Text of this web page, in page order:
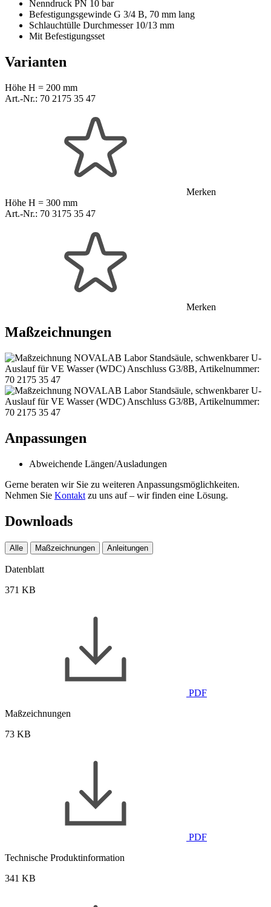
Nenndruck PN 10 bar
Befestigungsgewinde G 3/4 B, 70 mm lang
Schlauchtülle Durchmesser 10/13 mm
Mit Befestigungsset
Varianten
Höhe H = 200 mm
Art.-Nr.: 70 2175 35 47
Merken
Höhe H = 300 mm
Art.-Nr.: 70 3175 35 47
Merken
Maßzeichnungen
Anpassungen
Abweichende Längen/Ausladungen
Gerne beraten wir Sie zu weiteren Anpassungsmöglichkeiten.
Nehmen Sie Kontakt zu uns auf – wir finden eine Lösung.
Downloads
Alle Maßzeichnungen Anleitungen
Datenblatt
371 KB
PDF
Maßzeichnungen
73 KB
PDF
Technische Produktinformation
341 KB